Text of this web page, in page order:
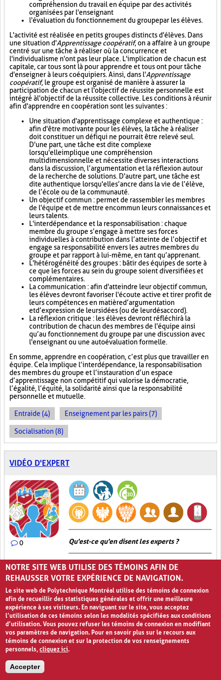
compréhension du travail en équipe par des activités
organisées par l'enseignant
l'évaluation du fonctionnement du groupe par les élèves.
L'activité est réalisée en petits groupes distincts d'élèves. Dans
une situation d'Apprentissage coopératif, on a affaire à un groupe
centré sur une tâche à réaliser où la concurrence et
l'individualisme n'ont pas leur place. L'implication de chacun est
capitale, car tous sont là pour apprendre et tous ont pour tâche
d'enseigner à leurs coéquipiers. Ainsi, dans l'Apprentissage
coopératif, le groupe est organisé de manière à assurer la
participation de chacun et l'objectif de réussite personnelle est
intégré à l'objectif de la réussite collective. Les conditions à réunir
afin d'apprendre en coopération sont les suivantes :
Une situation d'apprentissage complexe et authentique :
afin d'être motivante pour les élèves, la tâche à réaliser
doit constituer un défi qui ne pourrait être relevé seul.
D'une part, une tâche est dite complexe
lorsqu'elle implique une compréhension
multidimensionnelle et nécessite diverses interactions
dans la discussion, l’argumentation et la réflexion autour
de la recherche de solutions. D'autre part, une tâche est
dite authentique lorsqu'elle s’ancre dans la vie de l’élève,
de l’école ou de la communauté.
Un objectif commun : permet de rassembler les membres
de l'équipe et de mettre en commun leurs connaissances et
leurs talents.
L'interdépendance et la responsabilisation : chaque
membre du groupe s’engage à mettre ses forces
individuelles à contribution dans l’atteinte de l’objectif et
engage sa responsabilité envers les autres membres du
groupe et par rapport à lui-même, en tant qu’apprenant.
L'hétérogénéité des groupes : bâtir des équipes de sorte à
ce que les forces au sein du groupe soient diversifiées et
complémentaires.
La communication : afin d'atteindre leur objectif commun,
les élèves devront favoriser l'écoute active et tirer profit de
leurs compétences en matière d’argumentation
et d’expression de leurs idées (ou de leur désaccord).
La réflexion critique : les élèves devront réfléchir à la
contribution de chacun des membres de l'équipe ainsi
qu’au fonctionnement du groupe par une discussion avec
l'enseignant ou une autoévaluation formelle.
En somme, apprendre en coopération, c’est plus que travailler en
équipe. Cela implique l’interdépendance, la responsabilisation
des membres du groupe et l’instauration d’un espace
d’apprentissage non compétitif qui valorise la démocratie,
l’égalité, l’équité, la solidarité ainsi que la responsabilité
personnelle et mutuelle.
Entraide (4) Enseignement par les pairs (7)
Socialisation (8)
VIDÉO D'EXPERT
0 Qu'est-ce qu'en disent les experts ?
Dans l’activitéVidéo d’expert, l’enseignant fait appel à un expert
issu du domaine d’études des élèves en tant que source
d’apprentissage. Pour ce faire, l’enseignant doit, préalablement à
la leçon, trouver un expert en la matière, l’interviewer et filmer
cet interview. Il est également possible pour l’enseignant de
trouver des vidéos déjà disponibles en ligne et de les utiliser dans
sa classe, en respectant, bien entendu, les droits d’auteur. Par la
suite, l’enseignant peut soit faire visionner laVidéo d’expertà ses
élèves directement en classe ou leur demander de la visionner à
la maison. Dans tous les cas, cet exercice peut se faire
préalablement à la leçon, telle une activité brise-glace, ou encore
après la leçon afin de consolider les apprentissages des élèves.
Afin que cette formule pédagogique soit efficace quant aux
apprentissages, l’enseignant doit prévoir une séance de
rétroaction et de suivi afin de synthétiser les apprentissages
NOTRE SITE WEB UTILISE DES TÉMOINS AFIN DE
REHAUSSER VOTRE EXPÉRIENCE DE NAVIGATION.
Le site web de Polytechnique Montréal utilise des témoins de connexion
afin de recueillir des statistiques générales et offrir une meilleure
expérience à ses visiteurs. En naviguant sur le site, vous acceptez
l’utilisation de ces témoins selon les modalités spécifiées aux conditions
d’utilisation. Vous pouvez refuser les témoins de connexion en modifiant
vos paramètres de navigation. Pour en savoir plus sur le recours aux
témoins de connexion et sur la protection de vos renseignements
personnels,cliquez ici.
Accepter